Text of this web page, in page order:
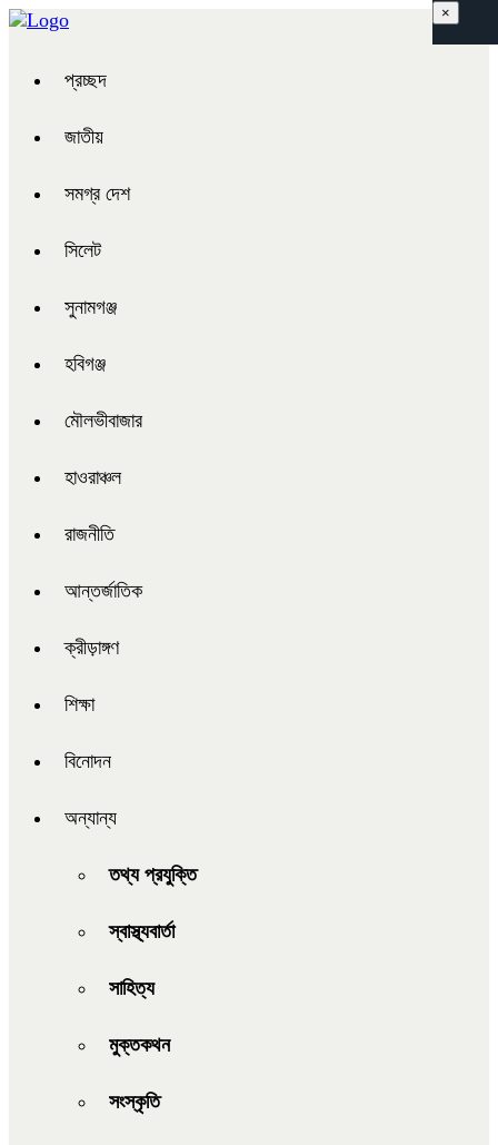
প্রচ্ছদ
জাতীয়
সমগ্র দেশ
সিলেট
সুনামগঞ্জ
হবিগঞ্জ
মৌলভীবাজার
হাওরাঞ্চল
রাজনীতি
আন্তর্জাতিক
ক্রীড়াঙ্গণ
শিক্ষা
বিনোদন
অন্যান্য
তথ্য প্রযুক্তি
স্বাস্থ্যবার্তা
সাহিত্য
মুক্তকথন
সংস্কৃতি
×